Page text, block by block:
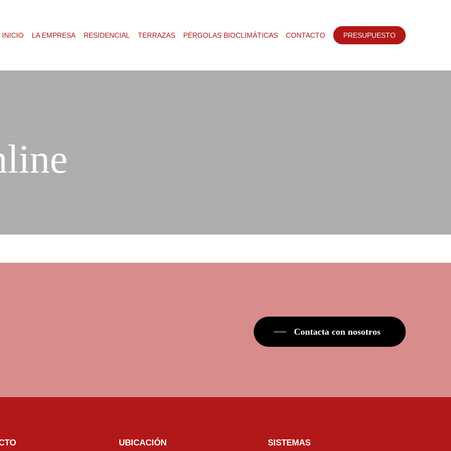
INICIO LA EMPRESA RESIDENCIAL TERRAZAS PÉRGOLAS BIOCLIMÁTICAS CONTACTO PRESUPUESTO
Contacta con nosotros
UBICACIÓN SISTEMAS